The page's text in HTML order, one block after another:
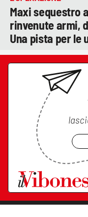
Maxi sequestro
rinvenute armi,
Una pista per le